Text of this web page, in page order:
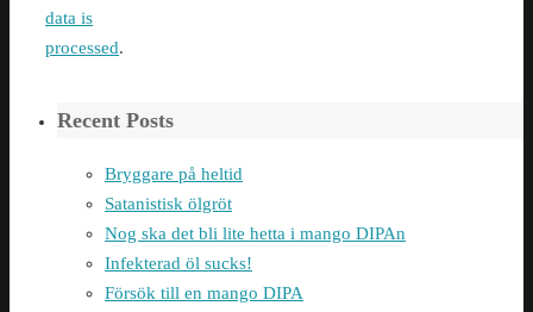
data is
processed.
Recent Posts
Bryggare på heltid
Satanistisk ölgröt
Nog ska det bli lite hetta i mango DIPAn
Infekterad öl sucks!
Försök till en mango DIPA